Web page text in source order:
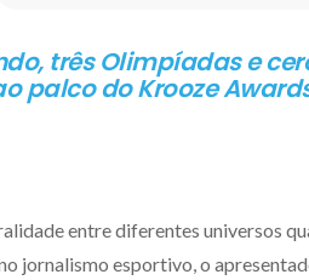
três Olimpíadas e
palco do Krooze
entre diferentes universos
jornalismo esportivo, o